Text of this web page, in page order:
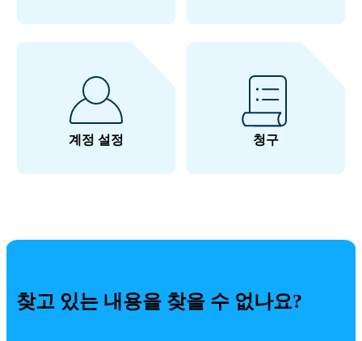
계정 설정 청구
찾고 있는 내용을 찾을 수 없나요?